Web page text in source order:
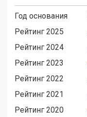
Год основания
Рейтинг 2025
Рейтинг 2024
Рейтинг 2023
Рейтинг 2022
Рейтинг 2021
Рейтинг 2020